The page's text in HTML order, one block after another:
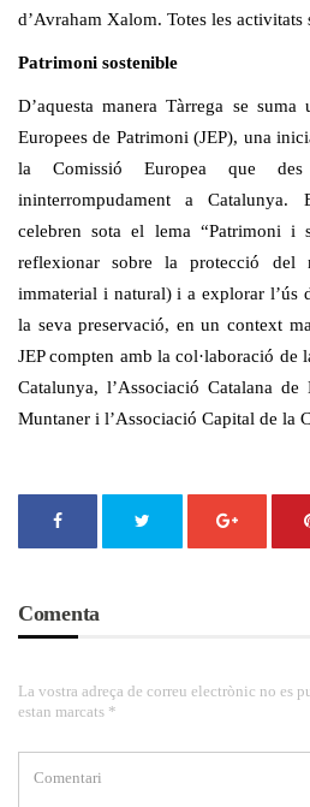
d’Avraham Xalom. Totes les activitats
Patrimoni sostenible
D’aquesta manera Tàrrega se
Europees de Patrimoni (JEP), una
la Comissió Europea que
ininterrompudament a Catalunya.
celebren sota el lema “Patrimoni i
reflexionar sobre la protecció del
immaterial i natural) i a explorar l’ús
la seva preservació, en un context
JEP compten amb la col·laboració de
Catalunya, l’Associació Catalana
Muntaner i l’Associació Capital de la
Comenta
La vostra adreça de correu electrònic no es
estan marcats *